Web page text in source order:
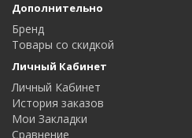
Дополнительно
Бренд
Товары со скидкой
Личный Кабинет
Личный Кабинет
История заказов
Мои Закладки
Сравнение